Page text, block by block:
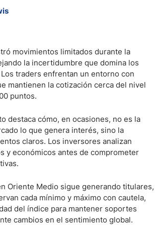
movimientos limitados durante la
la incertidumbre que domina los
traders enfrentan un entorno con
mantienen la cotización cerca del nivel
puntos.
destaca cómo, en ocasiones, no es la
lo que genera interés, sino la
claros. Los inversores analizan
y económicos antes de comprometer
Oriente Medio sigue generando titulares,
cada mínimo y máximo con cautela,
del índice para mantener soportes
cambios en el sentimiento global.